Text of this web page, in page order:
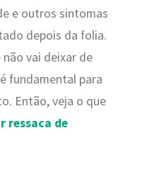
e outros sintomas
depois da folia.
não vai deixar de
fundamental para
Então, veja o que
ressaca de